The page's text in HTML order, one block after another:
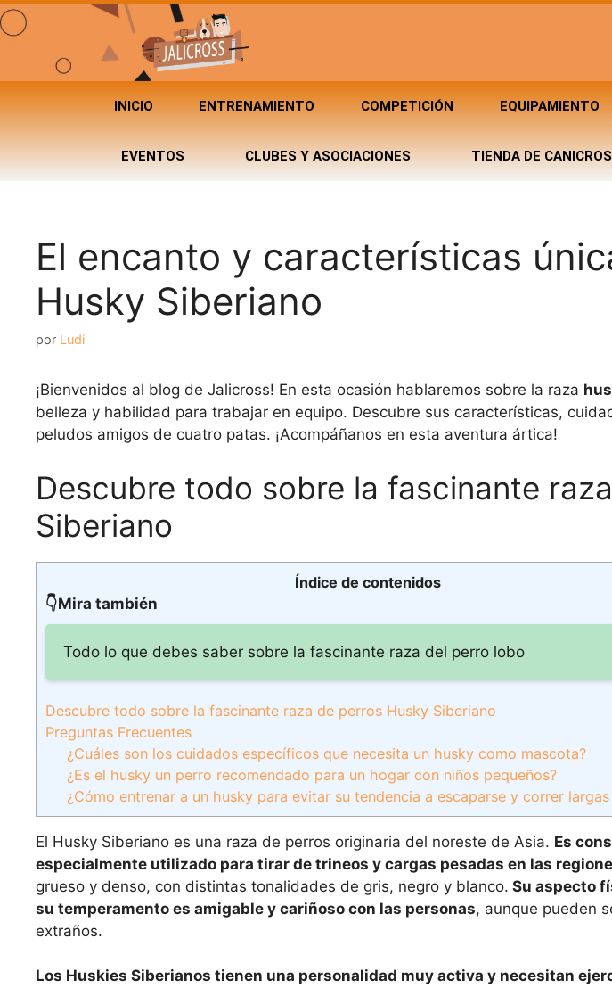
INICIO ENTRENAMIENTO COMPETICIÓN EQUIPAMIENTO
EVENTOS CLUBES Y ASOCIACIONES TIENDA DE
El encanto y características
Husky Siberiano
por Ludi
¡Bienvenidos al blog de Jalicross! En esta ocasión hablaremos sobre la raza
belleza y habilidad para trabajar en equipo. Descubre sus características,
peludos amigos de cuatro patas. ¡Acompáñanos en esta aventura ártica!
Descubre todo sobre la fascinante
Siberiano
Índice de contenidos
👇Mira también
Todo lo que debes saber sobre la fascinante raza del perro lobo
Descubre todo sobre la fascinante raza de perros Husky Siberiano
Preguntas Frecuentes
¿Cuáles son los cuidados específicos que necesita un husky como mascota?
¿Es el husky un perro recomendado para un hogar con niños pequeños?
¿Cómo entrenar a un husky para evitar su tendencia a escaparse y correr
El Husky Siberiano es una raza de perros originaria del noreste de Asia. Es
especialmente utilizado para tirar de trineos y cargas pesadas en las
grueso y denso, con distintas tonalidades de gris, negro y blanco. Su aspecto
su temperamento es amigable y cariñoso con las personas, aunque pueden
extraños.
Los Huskies Siberianos tienen una personalidad muy activa y necesitan